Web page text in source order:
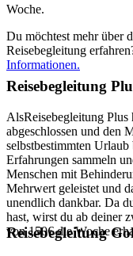
Woche.
Du möchtest mehr über
Reisebegleitung
Informationen.
Reisebegleitung
AlsReisebegleitung Plus
abgeschlossen und den
selbstbestimmten
Erfahrungen sammeln
Menschen mit
Mehrwert geleistet und
unendlich dankbar. Da
hast, wirst du ab deiner
von 150€ die Woche
Reisebegleitung